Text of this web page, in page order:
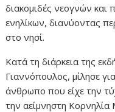
διακομιδές νεογνών και
ενηλίκων, διανύοντας
στο νησί.
Κατά τη διάρκεια της
Γιαννόπουλος, μίλησε
άνθρωπο που είχε την
την αείμνηστη